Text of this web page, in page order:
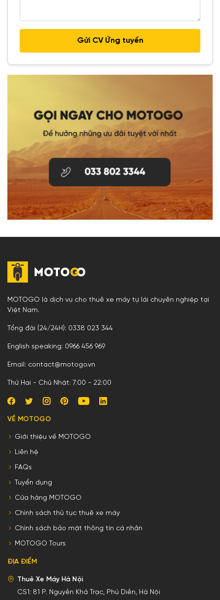
Gửi CV Ứng tuyển
MOTOGO là dịch vụ cho thuê xe máy tự lái chuyên nghiệp tại
Việt Nam.
Tổng đài (24/24H): 0338 023 344
English speaking: 0966 456 969
Email: contact@motogo.vn
Thứ Hai - Chủ Nhật: 7:00 - 22:00
VỀ MOTOGO
Giới thiệu về MOTOGO
Liên hệ
FAQs
Tuyển dụng
Cửa hàng MOTOGO
Chính sách thủ tục thuê xe máy
Chính sách bảo mật thông tin cá nhân
MOTOGO Tours
ĐỊA ĐIỂM
Thuê Xe Máy Hà Nội
CS1: 81 P. Nguyễn Khả Trạc, Phú Diễn, Hà Nội